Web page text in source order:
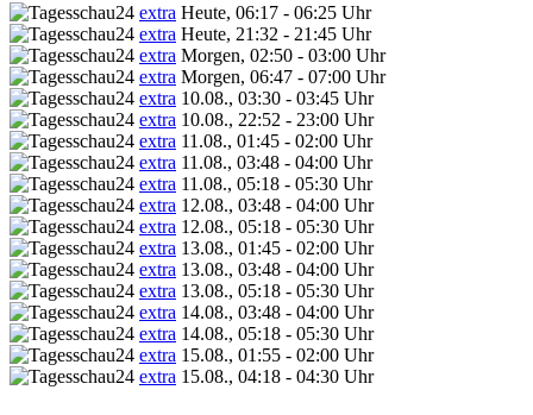
extra Heute, 06:17 - 06:25 Uhr
extra Heute, 21:32 - 21:45 Uhr
extra Morgen, 02:50 - 03:00 Uhr
extra Morgen, 06:47 - 07:00 Uhr
extra 10.08., 03:30 - 03:45 Uhr
extra 10.08., 22:52 - 23:00 Uhr
extra 11.08., 01:45 - 02:00 Uhr
extra 11.08., 03:48 - 04:00 Uhr
extra 11.08., 05:18 - 05:30 Uhr
extra 12.08., 03:48 - 04:00 Uhr
extra 12.08., 05:18 - 05:30 Uhr
extra 13.08., 01:45 - 02:00 Uhr
extra 13.08., 03:48 - 04:00 Uhr
extra 13.08., 05:18 - 05:30 Uhr
extra 14.08., 03:48 - 04:00 Uhr
extra 14.08., 05:18 - 05:30 Uhr
extra 15.08., 01:55 - 02:00 Uhr
extra 15.08., 04:18 - 04:30 Uhr